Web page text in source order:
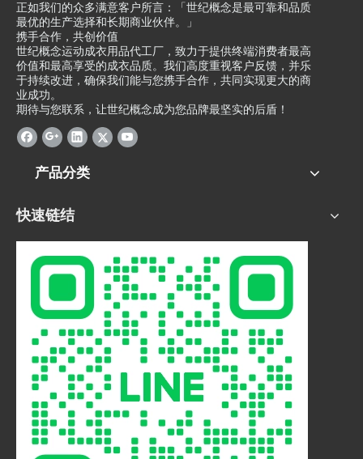
正如我们的众多满意客户所言：「世纪概念是最可靠和品质
最优的生产选择和长期商业伙伴。」
携手合作，共创价值
世纪概念运动成衣用品代工厂，致力于提供终端消费者最高
价值和最高享受的成衣品质。我们高度重视客户反馈，并乐
于持续改进，确保我们能与您携手合作，共同实现更大的商
业成功。
期待与您联系，让世纪概念成为您品牌最坚实的后盾！
产品分类
快速链结